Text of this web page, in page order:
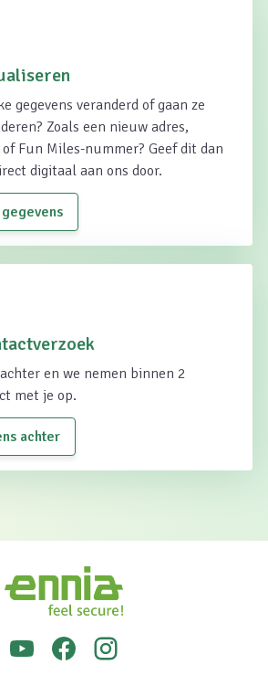
gegevens veranderd of gaan ze
Zoals een nieuw adres,
Fun Miles-nummer? Geef dit dan
digitaal aan ons door.
en we nemen binnen 2
met je op.
achter